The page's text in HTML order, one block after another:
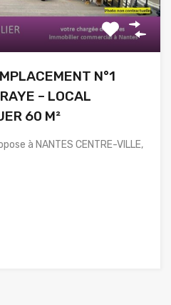
N°1
– LOCAL
60 M²
à NANTES CENTRE-VILLE,